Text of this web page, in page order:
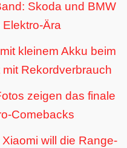
Skoda und BMW
Ära
kleinem Akku beim
Rekordverbrauch
zeigen das finale
Comebacks
will die Range-